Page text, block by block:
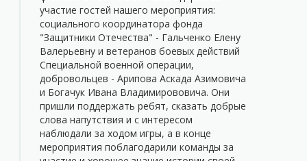
участие гостей нашего мероприятия:
социального координатора фонда
"Защитники Отечества" - Гальченко Елену
Валерьевну и ветеранов боевых действий
Специальной военной операции,
добровольцев - Арипова Аскада Азимовича
и Богачук Ивана Владимирововича. Они
пришли поддержать ребят, сказать добрые
слова напутствия и с интересом
наблюдали за ходом игры, а в конце
мероприятия поблагодарили команды за